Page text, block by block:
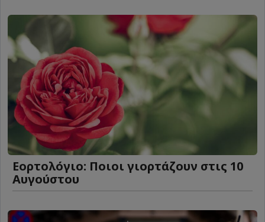
Εορτολόγιο: Ποιοι γιορτάζουν στις 10
Αυγούστου